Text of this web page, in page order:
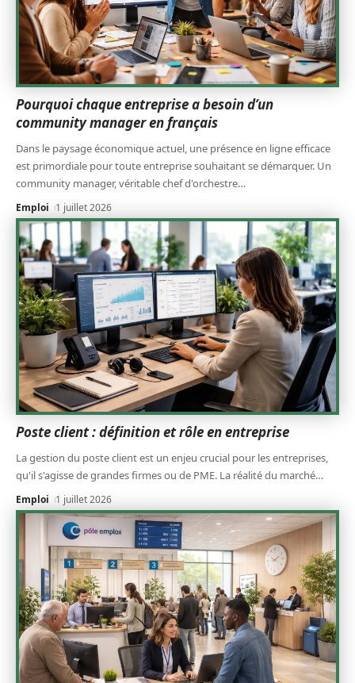
Pourquoi chaque entreprise a besoin d’un
community manager en français
Dans le paysage économique actuel, une présence en ligne efficace
est primordiale pour toute entreprise souhaitant se démarquer. Un
community manager, véritable chef d'orchestre…
Emploi 1 juillet 2026
Poste client : définition et rôle en entreprise
La gestion du poste client est un enjeu crucial pour les entreprises,
qu'il s'agisse de grandes firmes ou de PME. La réalité du marché…
Emploi 1 juillet 2026